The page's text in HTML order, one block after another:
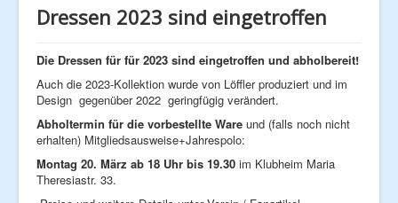
Dressen 2023 sind eingetroffen
Die Dressen für für 2023 sind eingetroffen und abholbereit!
Auch die 2023-Kollektion wurde von Löffler produziert und im
Design gegenüber 2022 geringfügig verändert.
Abholtermin für die vorbestellte Ware und (falls noch nicht
erhalten) Mitgliedsausweise+Jahrespolo:
Montag 20. März ab 18 Uhr bis 19.30 im Klubheim Maria
Theresiastr. 33.